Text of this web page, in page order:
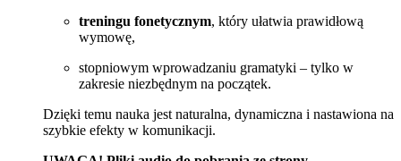
treningu fonetycznym, który ułatwia prawidłową
wymowę,
stopniowym wprowadzaniu gramatyki – tylko w
zakresie niezbędnym na początek.
Dzięki temu nauka jest naturalna, dynamiczna i nastawiona na
szybkie efekty w komunikacji.